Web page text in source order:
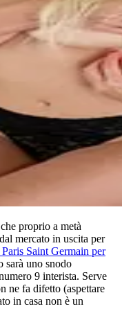
proprio a metà
mercato in uscita per
Saint Germain per
sarà uno snodo
9 interista. Serve
ne fa difetto (aspettare
in casa non è un